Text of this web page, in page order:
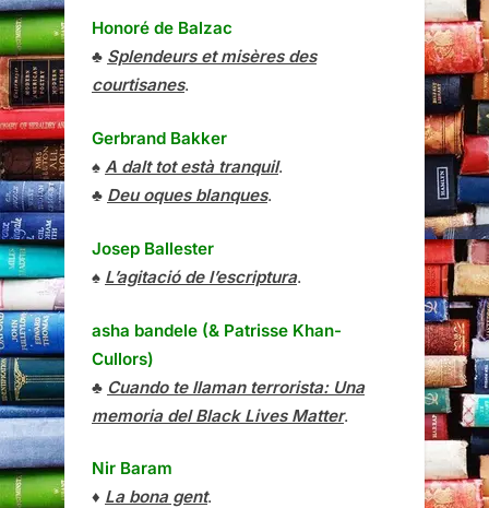
Honoré de Balzac
♣ Splendeurs et misères des
courtisanes.
Gerbrand Bakker
♠ A dalt tot està tranquil.
♣ Deu oques blanques.
Josep Ballester
♠ L’agitació de l’escriptura.
asha bandele (& Patrisse Khan-
Cullors)
♣ Cuando te llaman terrorista: Una
memoria del Black Lives Matter.
Nir Baram
♦ La bona gent.